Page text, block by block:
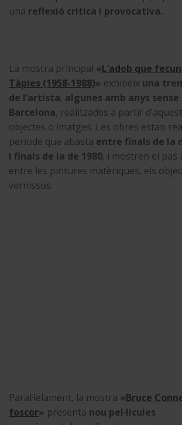
una reflexió crítica i provocativa.
La mostra principal «L’adob que
Tàpies (1958-1988)» exhibeix una
de l’artista, algunes amb anys
Barcelona, realitzades a partir
objectes o imatges. Les obres estan
període que abasta entre finals de la
i finals de la de 1980, i mostren el pas
entre les pintures matèriques, els
vernissos.
Paral·lelament, la mostra «Bruce
foscor» presenta nou pel·lícules